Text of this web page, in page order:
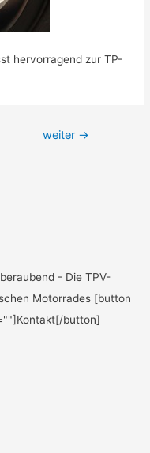
hervorragend zur TP-
weiter →
- Die TPV-
Motorrades [button
button]